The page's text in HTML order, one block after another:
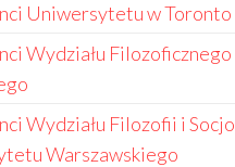
Uniwersytetu w Toronto
Wydziału
Wydziału Filozofii i
Warszawskiego